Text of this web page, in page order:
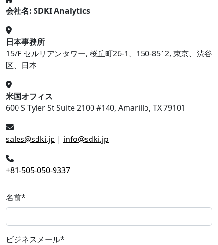
会社名: SDKI Analytics
日本事務所
15/F セルリアンタワー, 桜丘町26-1、150-8512, 東京、渋谷
区、日本
米国オフィス
600 S Tyler St Suite 2100 #140, Amarillo, TX 79101
sales@sdki.jp | info@sdki.jp
+81-505-050-9337
名前*
ビジネスメール*